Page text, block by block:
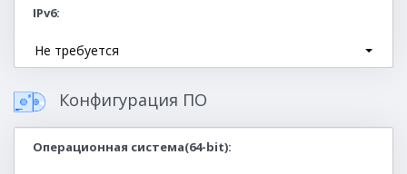
IPv6
Не требуется
Конфигурация ПО
Операционная система(64-bit)